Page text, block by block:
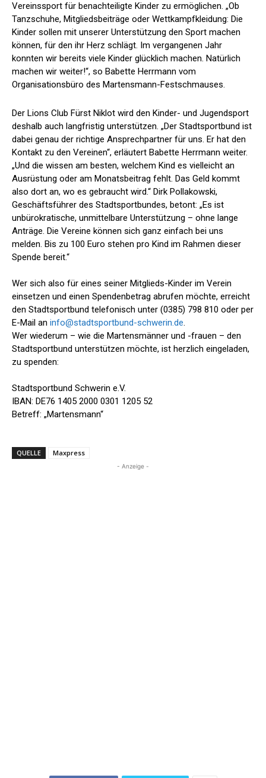
Vereinssport für benachteiligte Kinder zu ermöglichen. „Ob
Tanzschuhe, Mitgliedsbeiträge oder Wettkampfkleidung: Die
Kinder sollen mit unserer Unterstützung den Sport machen
können, für den ihr Herz schlägt. Im vergangenen Jahr
konnten wir bereits viele Kinder glücklich machen. Natürlich
machen wir weiter!“, so Babette Herrmann vom
Organisationsbüro des Martensmann-Festschmauses.
Der Lions Club Fürst Niklot wird den Kinder- und Jugendsport
deshalb auch langfristig unterstützen. „Der Stadtsportbund ist
dabei genau der richtige Ansprechpartner für uns. Er hat den
Kontakt zu den Vereinen“, erläutert Babette Herrmann weiter.
„Und die wissen am besten, welchem Kind es vielleicht an
Ausrüstung oder am Monatsbeitrag fehlt. Das Geld kommt
also dort an, wo es gebraucht wird.“ Dirk Pollakowski,
Geschäftsführer des Stadtsportbundes, betont: „Es ist
unbürokratische, unmittelbare Unterstützung – ohne lange
Anträge. Die Vereine können sich ganz einfach bei uns
melden. Bis zu 100 Euro stehen pro Kind im Rahmen dieser
Spende bereit.“
Wer sich also für eines seiner Mitglieds-Kinder im Verein
einsetzen und einen Spendenbetrag abrufen möchte, erreicht
den Stadtsportbund telefonisch unter (0385) 798 810 oder per
E-Mail an info@stadtsportbund-schwerin.de.
Wer wiederum – wie die Martensmänner und -frauen – den
Stadtsportbund unterstützen möchte, ist herzlich eingeladen,
zu spenden:
Stadtsportbund Schwerin e.V.
IBAN: DE76 1405 2000 0301 1205 52
Betreff: „Martensmann“
QUELLE Maxpress
- Anzeige -